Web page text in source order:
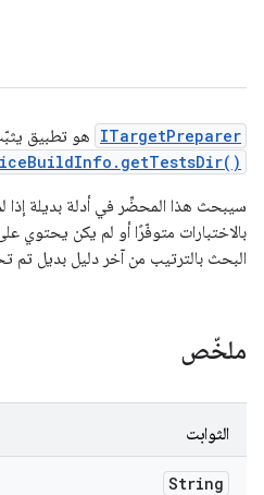
ITargetPreparer هو تطبيق
البحث بالترتيب من آخر دليل بديل تم
ملخّص
الثوابت
String